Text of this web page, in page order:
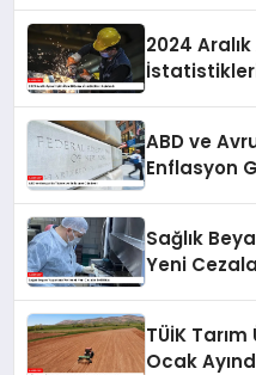
2024
İstatistikleri
ABD ve
Enflasyon
Sağlık
Yeni
TÜİK Tarım
Ocak